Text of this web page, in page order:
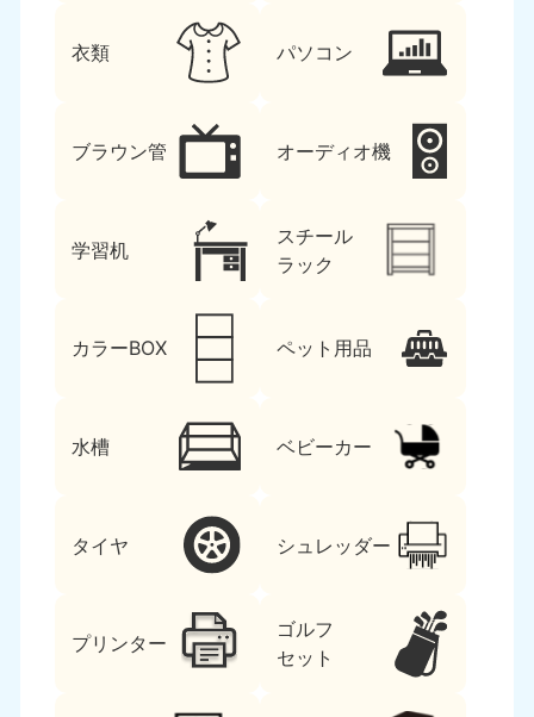
衣類 パソコン
ブラウン管 オーディオ機
学習机
スチール
ラック
カラーBOX ペット用品
水槽 ベビーカー
タイヤ シュレッダー
プリンター
ゴルフ
セット